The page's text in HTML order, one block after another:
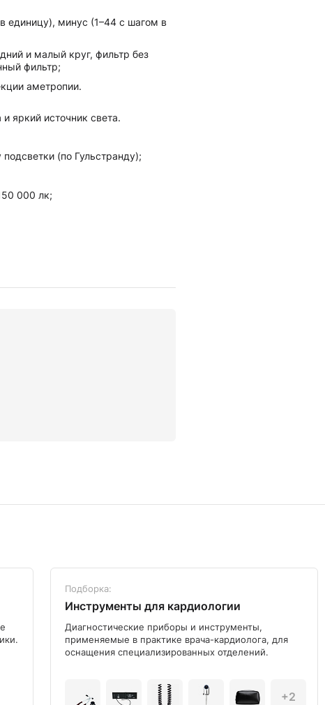
единицу), минус (1–44 с шагом в
и малый круг, фильтр без
фильтр;
аметропии.
яркий источник света.
(по Гульстранду);
000 лк;
Подборка:
Инструменты для кардиологии
Диагностические приборы и инструменты,
применяемые в практике врача-кардиолога, для
оснащения специализированных отделений.
+2